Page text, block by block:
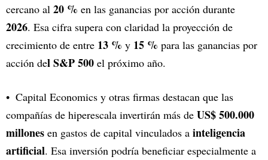
cercano al 20 % en las ganancias por acción durante
2026. Esa cifra supera con claridad la proyección de
crecimiento de entre 13 % y 15 % para las ganancias por
acción del S&P 500 el próximo año.
Capital Economics y otras firmas destacan que las
compañías de hiperescala invertirán más de US$ 500.000
millones en gastos de capital vinculados a inteligencia
artificial. Esa inversión podría beneficiar especialmente a